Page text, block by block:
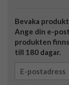
Bevaka produkt
Ange din e-
produkten
till 180 dagar.